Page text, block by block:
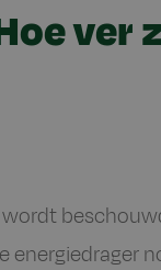
ver
energiedrager